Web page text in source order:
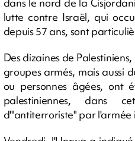
lutte contre Israël, qui
depuis 57 ans, sont
Des dizaines de
groupes armés, mais aussi
ou personnes âgées, ont
palestiniennes, dans
d'"antiterroriste" par l'armée